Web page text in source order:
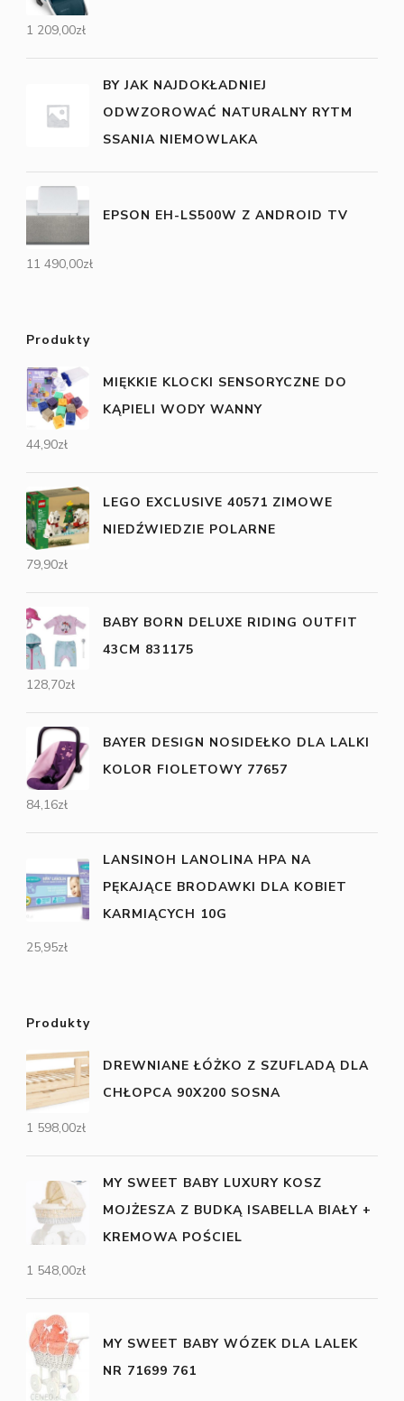
1 209,00zł
BY JAK NAJDOKŁADNIEJ
ODWZOROWAĆ NATURALNY RYTM
SSANIA NIEMOWLAKA
EPSON EH-LS500W Z ANDROID TV
11 490,00zł
Produkty
MIĘKKIE KLOCKI SENSORYCZNE DO
KĄPIELI WODY WANNY
44,90zł
LEGO EXCLUSIVE 40571 ZIMOWE
NIEDŹWIEDZIE POLARNE
79,90zł
BABY BORN DELUXE RIDING OUTFIT
43CM 831175
128,70zł
BAYER DESIGN NOSIDEŁKO DLA LALKI
KOLOR FIOLETOWY 77657
84,16zł
LANSINOH LANOLINA HPA NA
PĘKAJĄCE BRODAWKI DLA KOBIET
KARMIĄCYCH 10G
25,95zł
Produkty
DREWNIANE ŁÓŻKO Z SZUFLADĄ DLA
CHŁOPCA 90X200 SOSNA
1 598,00zł
MY SWEET BABY LUXURY KOSZ
MOJŻESZA Z BUDKĄ ISABELLA BIAŁY +
KREMOWA POŚCIEL
1 548,00zł
MY SWEET BABY WÓZEK DLA LALEK
NR 71699 761